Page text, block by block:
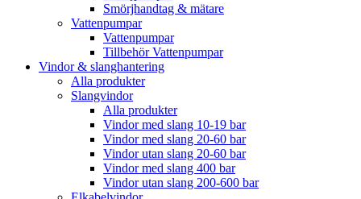
Smörjhandtag & mätare
Vattenpumpar
Vattenpumpar
Tillbehör Vattenpumpar
Vindor & slanghantering
Alla produkter
Slangvindor
Alla produkter
Vindor med slang 10-19 bar
Vindor med slang 20-60 bar
Vindor utan slang 20-60 bar
Vindor med slang 400 bar
Vindor utan slang 200-600 bar